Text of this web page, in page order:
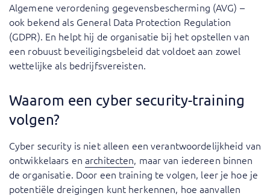
Algemene verordening gegevensbescherming (AVG) –
ook bekend als General Data Protection Regulation
(GDPR). En helpt hij de organisatie bij het opstellen van
een robuust beveiligingsbeleid dat voldoet aan zowel
wettelijke als bedrijfsvereisten.
Waarom een cyber security-training
volgen?
Cyber security is niet alleen een verantwoordelijkheid van
ontwikkelaars enarchitecten, maar van iedereen binnen
de organisatie. Door een training te volgen, leer je hoe je
potentiële dreigingen kunt herkennen, hoe aanvallen